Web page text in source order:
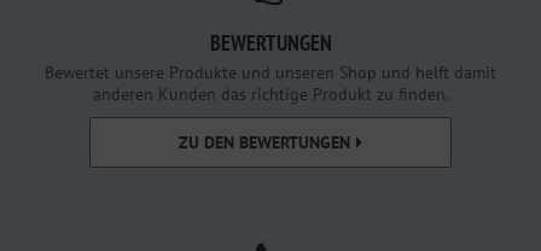
BEWERTUNGEN
Bewertet unsere Produkte und unseren Shop und helft damit
anderen Kunden das richtige Produkt zu finden.
ZU DEN BEWERTUNGEN